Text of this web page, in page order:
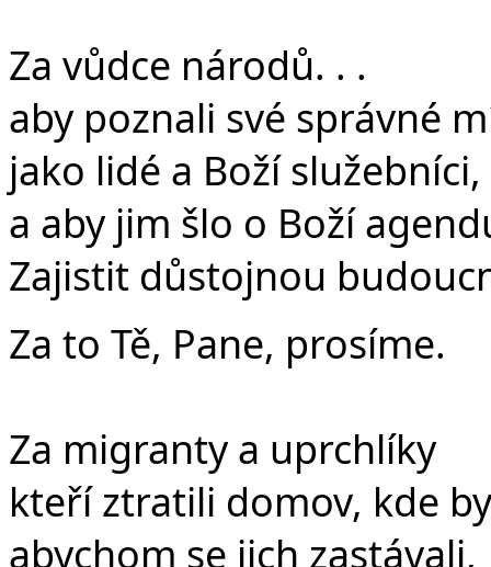
Za vůdce národů. . .
aby poznali své správné
jako lidé a Boží služebníci,
a aby jim šlo o Boží
Zajistit důstojnou
Za to Tě, Pane, prosíme.
Za migranty a uprchlíky
kteří ztratili domov, kde
abychom se jich zastávali,